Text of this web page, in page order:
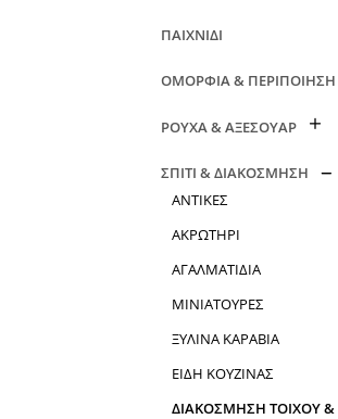
ΠΑΙΧΝΙΔΙ
ΟΜΟΡΦΙΑ & ΠΕΡΙΠΟΙΗΣΗ
ΡΟΥΧΑ & ΑΞΕΣΟΥΑΡ
ΣΠΙΤΙ & ΔΙΑΚΟΣΜΗΣΗ
ΑΝΤΙΚΕΣ
ΑΚΡΩΤΗΡΙ
ΑΓΑΛΜΑΤΙΔΙΑ
ΜΙΝΙΑΤΟΥΡΕΣ
ΞΥΛΙΝΑ ΚΑΡΑΒΙΑ
ΕΙΔΗ ΚΟΥΖΙΝΑΣ
ΔΙΑΚΟΣΜΗΣΗ ΤΟΙΧΟΥ &